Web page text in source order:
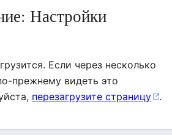
Настройки
Если через несколько
прежнему видеть это
перезагрузите страницу .